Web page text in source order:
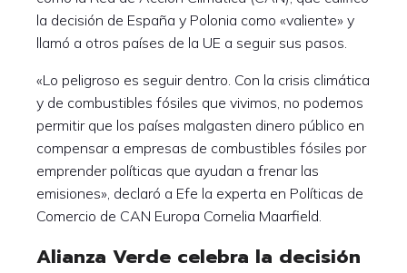
la decisión de España y Polonia como «valiente» y
llamó a otros países de la UE a seguir sus pasos.
«Lo peligroso es seguir dentro. Con la crisis climática
y de combustibles fósiles que vivimos, no podemos
permitir que los países malgasten dinero público en
compensar a empresas de combustibles fósiles por
emprender políticas que ayudan a frenar las
emisiones», declaró a Efe la experta en Políticas de
Comercio de CAN Europa Cornelia Maarfield.
Alianza Verde celebra la decisión